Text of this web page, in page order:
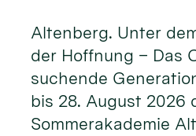
Altenberg. Unter
der Hoffnung – Das
suchende
bis 28. August 2026
Sommerakademie